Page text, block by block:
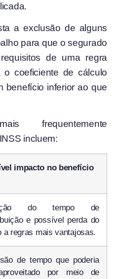
a exclusão de alguns
para que o segurado
de uma regra
o coeficiente de cálculo
benefício inferior ao que
frequentemente
incluem:
impacto no benefício
do tempo de
e possível perda do
a regras mais vantajosas.
de tempo que poderia
por meio de